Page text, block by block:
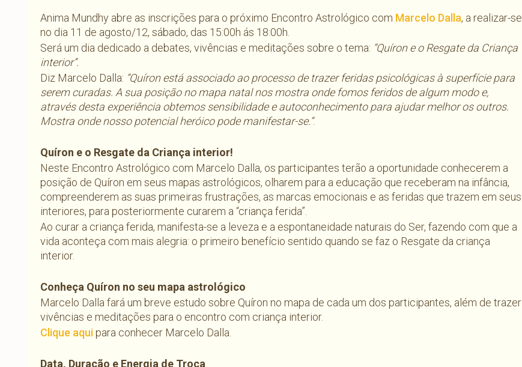
Anima Mundhy abre as inscrições para o próximo Encontro Astrológico com Marcelo Dalla, a realizar-se
no dia 11 de agosto/12, sábado, das 15:00h ás 18:00h.
Será um dia dedicado a debates, vivências e meditações sobre o tema: “Quíron e o Resgate da Criança
interior”.
Diz Marcelo Dalla: “Quíron está associado ao processo de trazer feridas psicológicas à superfície para
serem curadas. A sua posição no mapa natal nos mostra onde fomos feridos de algum modo e,
através desta experiência obtemos sensibilidade e autoconhecimento para ajudar melhor os outros.
Mostra onde nosso potencial heróico pode manifestar-se.”.
Quíron e o Resgate da Criança interior!
Neste Encontro Astrológico com Marcelo Dalla, os participantes terão a oportunidade conhecerem a
posição de Quíron em seus mapas astrológicos, olharem para a educação que receberam na infância,
compreenderem as suas primeiras frustrações, as marcas emocionais e as feridas que trazem em seus
interiores, para posteriormente curarem a “criança ferida”.
Ao curar a criança ferida, manifesta-se a leveza e a espontaneidade naturais do Ser, fazendo com que a
vida aconteça com mais alegria: o primeiro benefício sentido quando se faz o Resgate da criança
interior.
Conheça Quíron no seu mapa astrológico
Marcelo Dalla fará um breve estudo sobre Quíron no mapa de cada um dos participantes, além de trazer
vivências e meditações para o encontro com criança interior.
Clique aqui para conhecer Marcelo Dalla.
Data, Duração e Energia de Troca